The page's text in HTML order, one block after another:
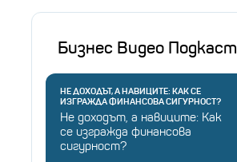
Бизнес Видео Подкаст
НЕ ДОХОДЪТ, А НАВИЦИТЕ: КАК СЕ
ИЗГРАЖДА ФИНАНСОВА СИГУРНОСТ?
Не доходът, а навиците: Как
се изгражда финансова
сигурност?